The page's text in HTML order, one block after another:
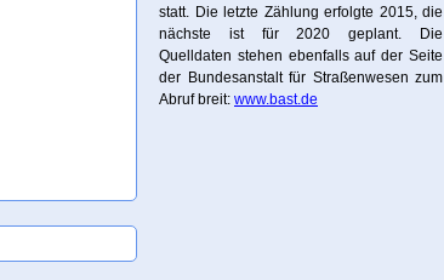
statt. Die letzte Zählung erfolgte 2015, die
nächste ist für 2020 geplant. Die
Quelldaten stehen ebenfalls auf der Seite
der Bundesanstalt für Straßenwesen zum
Abruf breit: www.bast.de